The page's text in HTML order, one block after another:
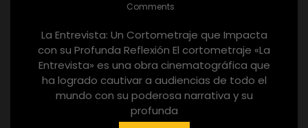
Comments
La Entrevista: Un Cortometraje que Impacta
con su Profunda Reflexión El cortometraje «La
Entrevista» es una obra cinematográfica que
ha logrado cautivar a audiencias de todo el
mundo con su poderosa narrativa y su
profunda